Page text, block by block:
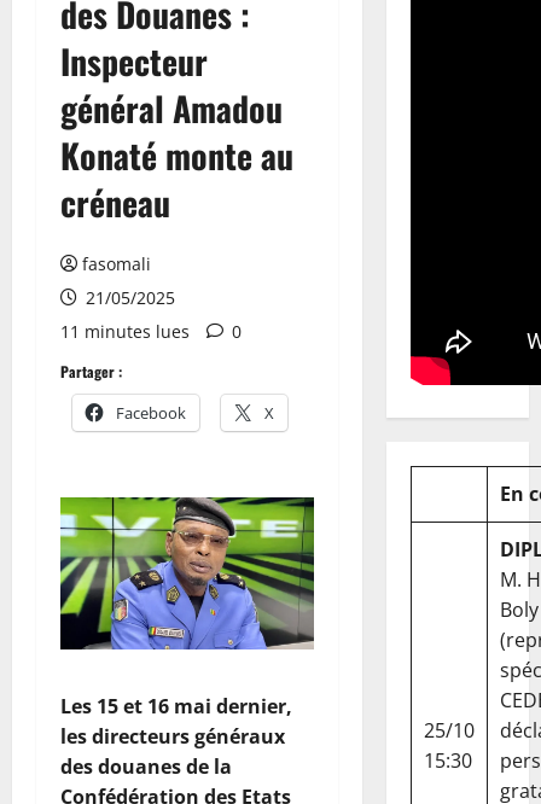
des Douanes :
Inspecteur
général Amadou
Konaté monte au
créneau
fasomali
21/05/2025
11 minutes lues
0
Partager :
Facebook X
Les 15 et 16 mai dernier,
les directeurs généraux
des douanes de la
Confédération des Etats
En
25/10
15:30
M.
Boly